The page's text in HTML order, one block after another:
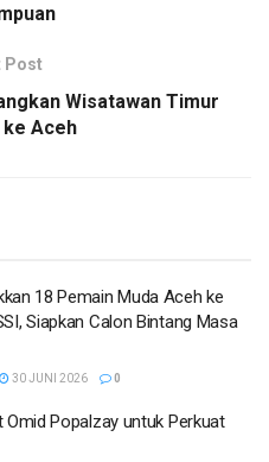
Post
Wisatawan Timur
Aceh
18 Pemain Muda Aceh ke
Siapkan Calon Bintang Masa
30 JUNI 2026 0
Omid Popalzay untuk Perkuat